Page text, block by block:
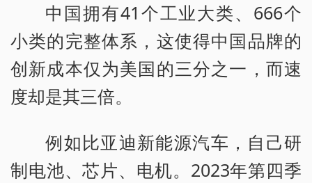
中国拥有41个工业大类、666个
小类的完整体系，这使得中国品牌的
创新成本仅为美国的三分之一，而速
度却是其三倍。
例如比亚迪新能源汽车，自己研
制电池、芯片、电机。2023年第四季